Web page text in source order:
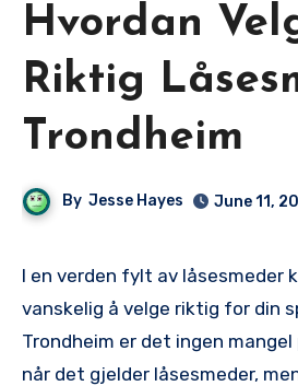
Hvordan
Riktig
Trondheim
By Jesse Hayes June 11,
I en verden fylt av låsesmeder kan det være
vanskelig å velge riktig for din
Trondheim ‍er det ingen
når det gjelder låsesmeder,